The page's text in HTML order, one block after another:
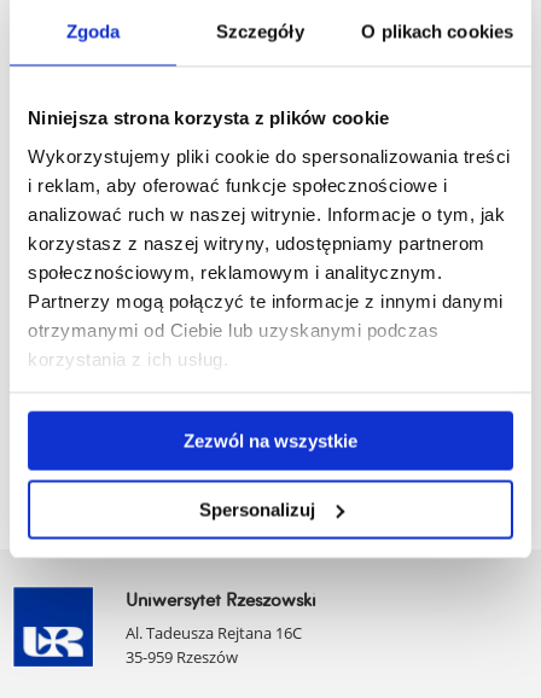
Zgoda Szczegóły O plikach cookies
Niniejsza strona korzysta z plików cookie
Wykorzystujemy pliki cookie do spersonalizowania treści
i reklam, aby oferować funkcje społecznościowe i
analizować ruch w naszej witrynie. Informacje o tym, jak
korzystasz z naszej witryny, udostępniamy partnerom
społecznościowym, reklamowym i analitycznym.
Partnerzy mogą połączyć te informacje z innymi danymi
otrzymanymi od Ciebie lub uzyskanymi podczas
korzystania z ich usług.
Zezwól na wszystkie
Spersonalizuj
Pobierz
15. Projekt dydaktyczny, 2024-2026.pdf (190.7 KiB)
Pobierz
plik
15. Warsztat pracy nauczyciela, 2024-2026.pdf
KiB)
Pobierz
plik
16. Dydaktyka języków specjalistycznych, 2024-
2026.pdf (211.1 KiB)
(216.5 KiB)
Uniwersytet Rzeszowski
Al. Tadeusza Rejtana 16C
35-959 Rzeszów